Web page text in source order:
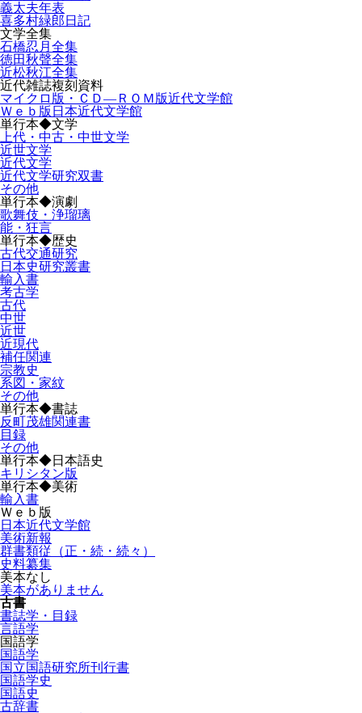
義太夫年表
喜多村緑郎日記
文学全集
石橋忍月全集
徳田秋聲全集
近松秋江全集
近代雑誌複刻資料
マイクロ版・ＣＤ―ＲＯＭ版近代文学館
Ｗｅｂ版日本近代文学館
単行本◆文学
上代・中古・中世文学
近世文学
近代文学
近代文学研究双書
その他
単行本◆演劇
歌舞伎・浄瑠璃
能・狂言
単行本◆歴史
古代交通研究
日本史研究叢書
輸入書
考古学
古代
中世
近世
近現代
補任関連
宗教史
系図・家紋
その他
単行本◆書誌
反町茂雄関連書
目録
その他
単行本◆日本語史
キリシタン版
単行本◆美術
輸入書
Ｗｅｂ版
日本近代文学館
美術新報
群書類従（正・続・続々）
史料纂集
美本なし
美本がありません
古書
書誌学・目録
言語学
国語学
国語学
国立国語研究所刊行書
国語学史
国語史
古辞書